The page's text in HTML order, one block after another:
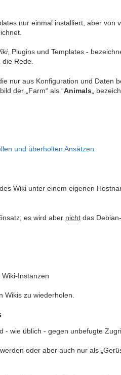
nur einmal installiert, aber von
, Plugins und Templates -
die Rede.
nur aus Konfiguration und Daten
der „Farm“ als “Animals „
und überholten Ansätzen
Wiki unter einem eigenen
es wird aber nicht das
Instanzen
Wikis zu wiederholen.
- wie üblich - gegen unbefugte
oder aber auch nur als